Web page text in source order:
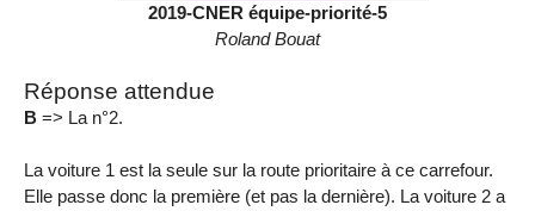
2019-CNER équipe-priorité-5
Roland Bouat
Réponse attendue
B => La n°2.
La voiture 1 est la seule sur la route prioritaire à ce carrefour.
Elle passe donc la première (et pas la dernière). La voiture 2 a